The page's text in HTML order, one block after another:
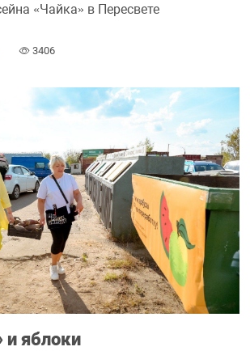
«Чайка» в Пересвете
3406
и яблоки